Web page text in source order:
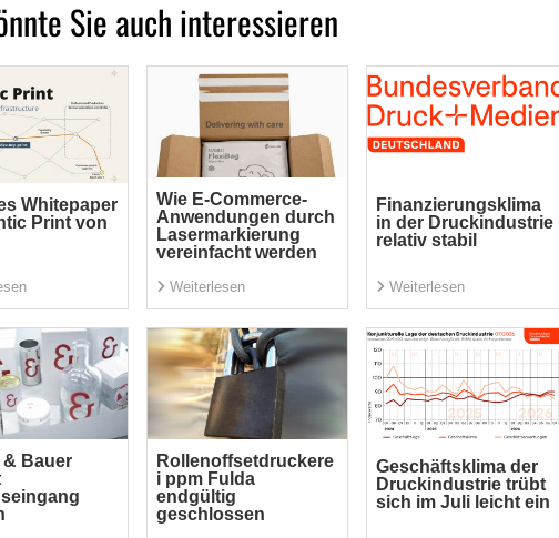
Sie auch interessieren
Whitepaper
Print von
Wie E-Commerce-
Anwendungen durch
Lasermarkierung
vereinfacht werden
Weiterlesen
Finanzierungsklima
in der Druckindustrie
relativ stabil
Weiterlesen
& Bauer
Rollenoffsetdruckere
i ppm Fulda
endgültig
geschlossen
Geschäftsklima der
Druckindustrie trübt
sich im Juli leicht ein